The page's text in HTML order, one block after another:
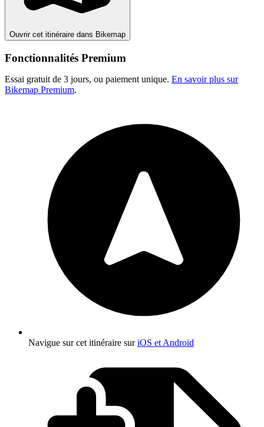
Ouvrir cet itinéraire dans Bikemap
Fonctionnalités Premium
Essai gratuit de 3 jours, ou paiement unique. En savoir plus sur
Bikemap Premium.
Navigue sur cet itinéraire suriOS et Android